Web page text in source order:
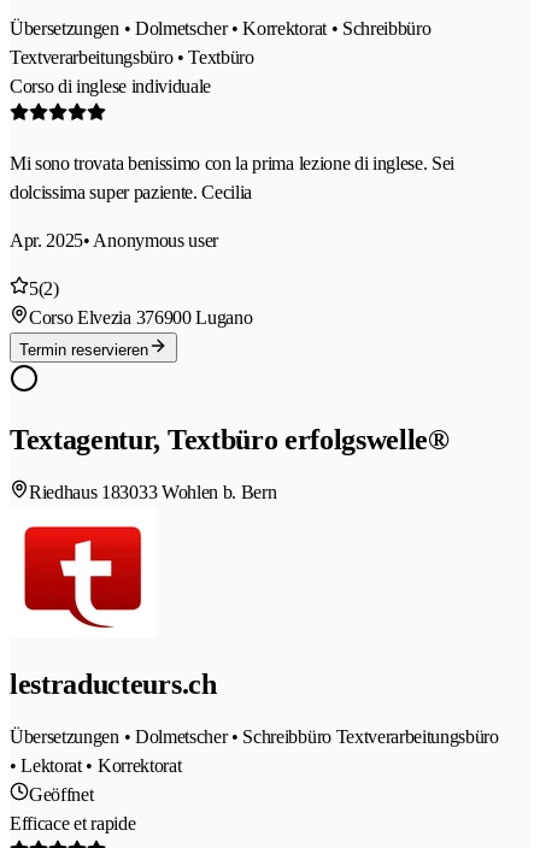
Übersetzungen • Dolmetscher • Korrektorat • Schreibbüro
Textverarbeitungsbüro • Textbüro
Corso di inglese individuale
Mi sono trovata benissimo con la prima lezione di inglese. Sei
dolcissima super paziente. Cecilia
Apr. 2025• Anonymous user
5(2)
Corso Elvezia 376900 Lugano
Termin reservieren
Textagentur, Textbüro erfolgswelle®
Riedhaus 183033 Wohlen b. Bern
lestraducteurs.ch
Übersetzungen • Dolmetscher • Schreibbüro Textverarbeitungsbüro
• Lektorat • Korrektorat
Geöffnet
Efficace et rapide